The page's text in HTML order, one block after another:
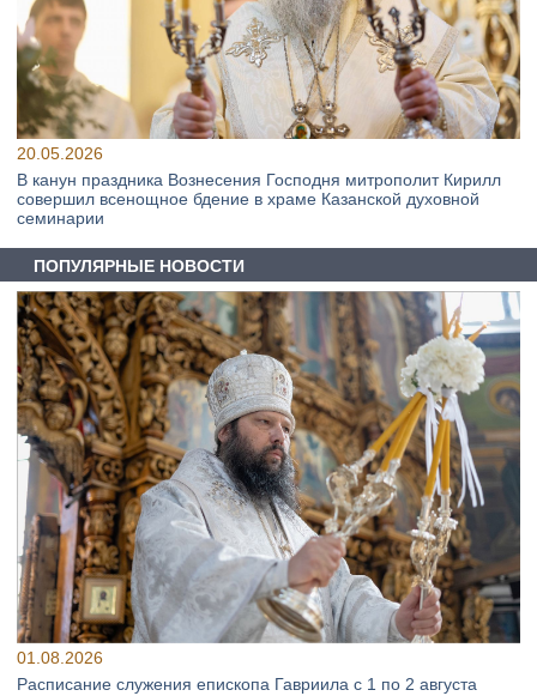
20.05.2026
В канун праздника Вознесения Господня митрополит Кирилл
совершил всенощное бдение в храме Казанской духовной
семинарии
ПОПУЛЯРНЫЕ НОВОСТИ
01.08.2026
Расписание служения епископа Гавриила с 1 по 2 августа